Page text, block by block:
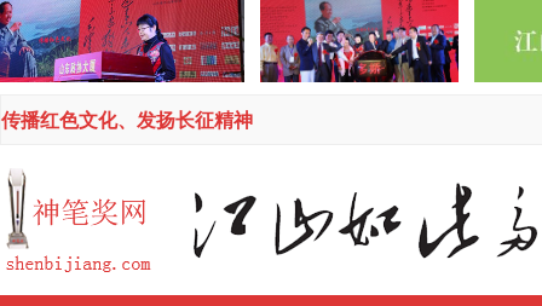
传播红色文化、发扬长征精神